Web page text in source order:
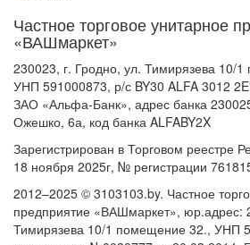
Частное торговое унитарное
«ВАШмаркет»
230023, г. Гродно, ул. Тимирязева 10/
УНП 591000873, р/с BY30 ALFA 3012
ЗАО «Альфа-Банк», адрес банка
Ожешко, 6а, код банка ALFABY2X
Зарегистрирован в Торговом реестре
18 ноября 2025г, № регистрации
2012–2025 © 3103103.by. Частное
предприятие «ВАШмаркет», юр.адрес:
Тимирязева 10/1 помещение 32., УНП